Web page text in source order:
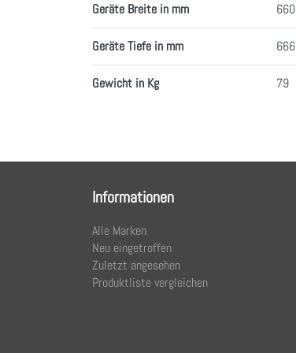
Geräte Breite in mm 660
Geräte Tiefe in mm 666
Gewicht in Kg 79
Informationen
Alle Marken
Neu eingetroffen
Zuletzt angesehen
Produktliste vergleichen